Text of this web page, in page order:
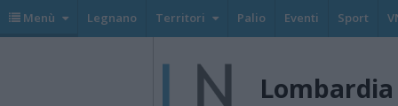
Menù Legnano Territori Palio Eventi Sport
Lombardia